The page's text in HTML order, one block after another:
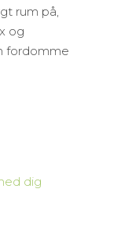
rum på,
og
fordomme
dig